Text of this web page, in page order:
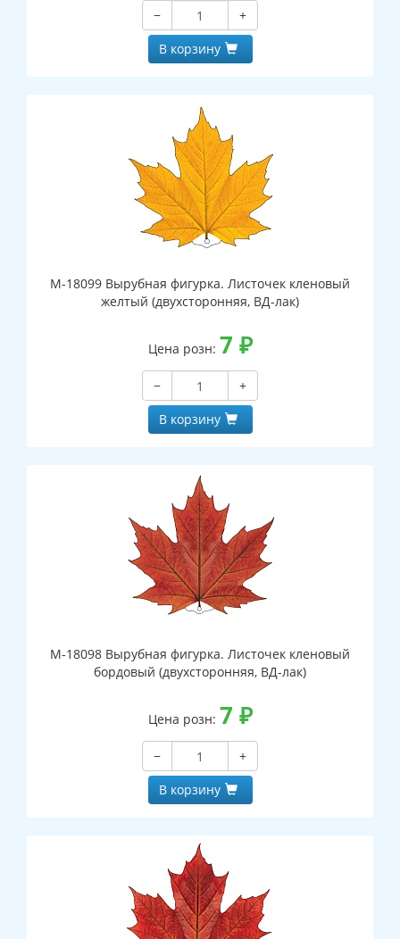
−
+
В корзину
М-18099 Вырубная фигурка. Листочек кленовый
желтый (двухсторонняя, ВД-лак)
Цена розн: 7 ₽
−
+
В корзину
М-18098 Вырубная фигурка. Листочек кленовый
бордовый (двухсторонняя, ВД-лак)
Цена розн: 7 ₽
−
+
В корзину